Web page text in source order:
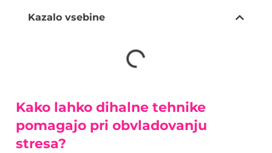
Kazalo vsebine
Kako lahko dihalne tehnike
pomagajo pri obvladovanju
stresa?